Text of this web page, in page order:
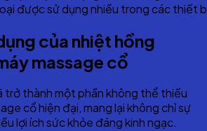
được sử dụng nhiều trong các thiết
của nhiệt hồng
massage cổ
trở thành một phần không thể thiếu
cổ hiện đại, mang lại không chỉ sự
lợi ích sức khỏe đáng kinh ngạc.